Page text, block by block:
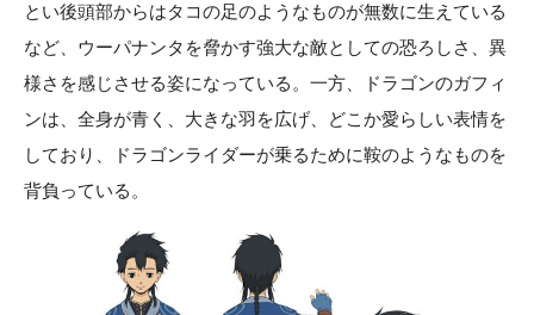
とい後頭部からはタコの足のようなものが無数に生えている
など、ウーパナンタを脅かす強大な敵としての恐ろしさ、異
様さを感じさせる姿になっている。一方、ドラゴンのガフィ
ンは、全身が青く、大きな羽を広げ、どこか愛らしい表情を
しており、ドラゴンライダーが乗るために鞍のようなものを
背負っている。